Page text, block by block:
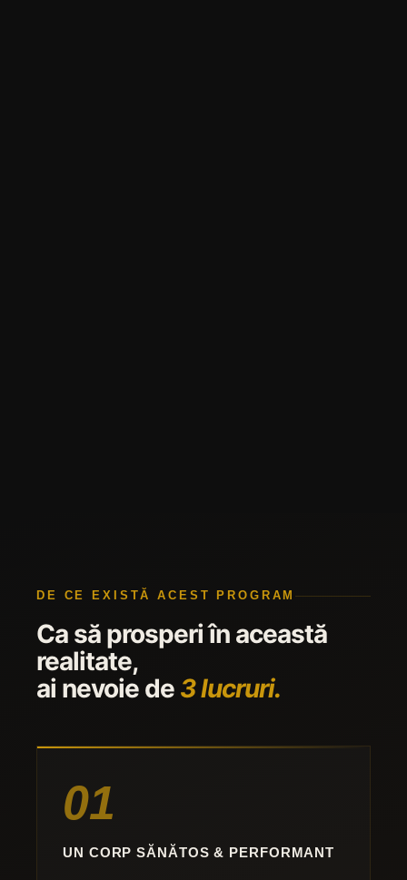
DE CE EXISTĂ ACEST PROGRAM
Ca să prosperi în această
realitate,
ai nevoie de 3 lucruri.
01
UN CORP SĂNĂTOS & PERFORMANT